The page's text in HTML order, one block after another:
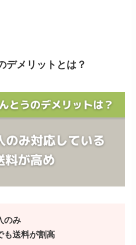
デメリットとは？
のみ
も送料が割高